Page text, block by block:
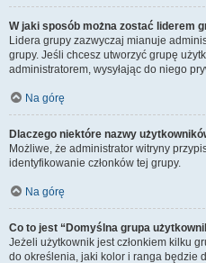
W jaki sposób można zostać liderem
Lidera grupy zazwyczaj mianuje
grupy. Jeśli chcesz utworzyć grupę
administratorem, wysyłając do niego
Na górę
Dlaczego niektóre nazwy
Możliwe, że administrator witryny
identyfikowanie członków tej grupy.
Na górę
Co to jest “Domyślna grupa
Jeżeli użytkownik jest członkiem kilku
do określenia, jaki kolor i ranga będzie